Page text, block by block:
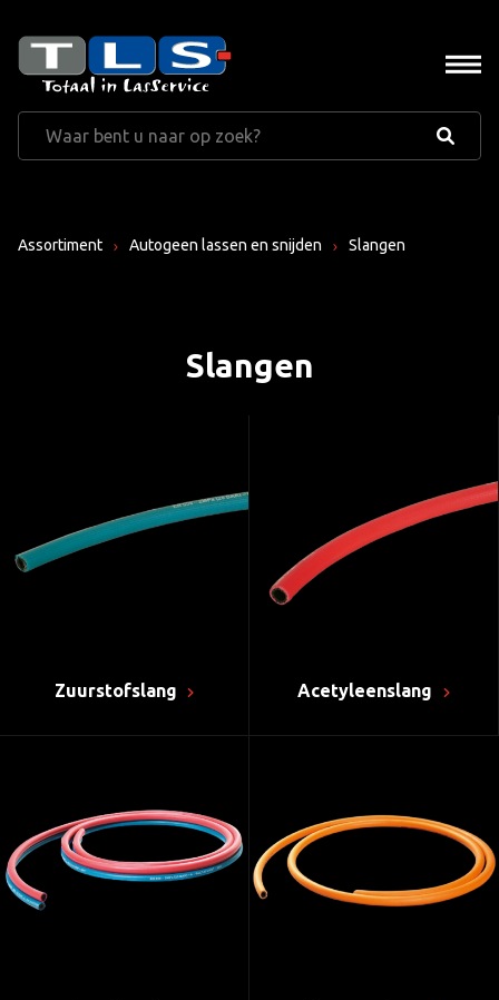
Assortiment Autogeen lassen en snijden Slangen
Slangen
Zuurstofslang Acetyleenslang